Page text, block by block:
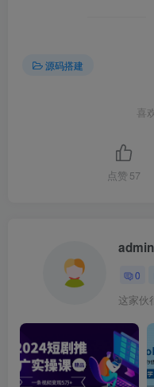
源码搭建
喜
点赞 57
admin
0
这家伙